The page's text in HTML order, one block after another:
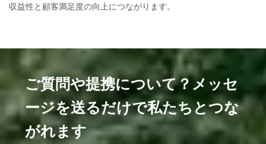
収益性と顧客満足度の向上につながります。
ご質問や提携について？メッセ
ージを送るだけで私たちとつな
がれます